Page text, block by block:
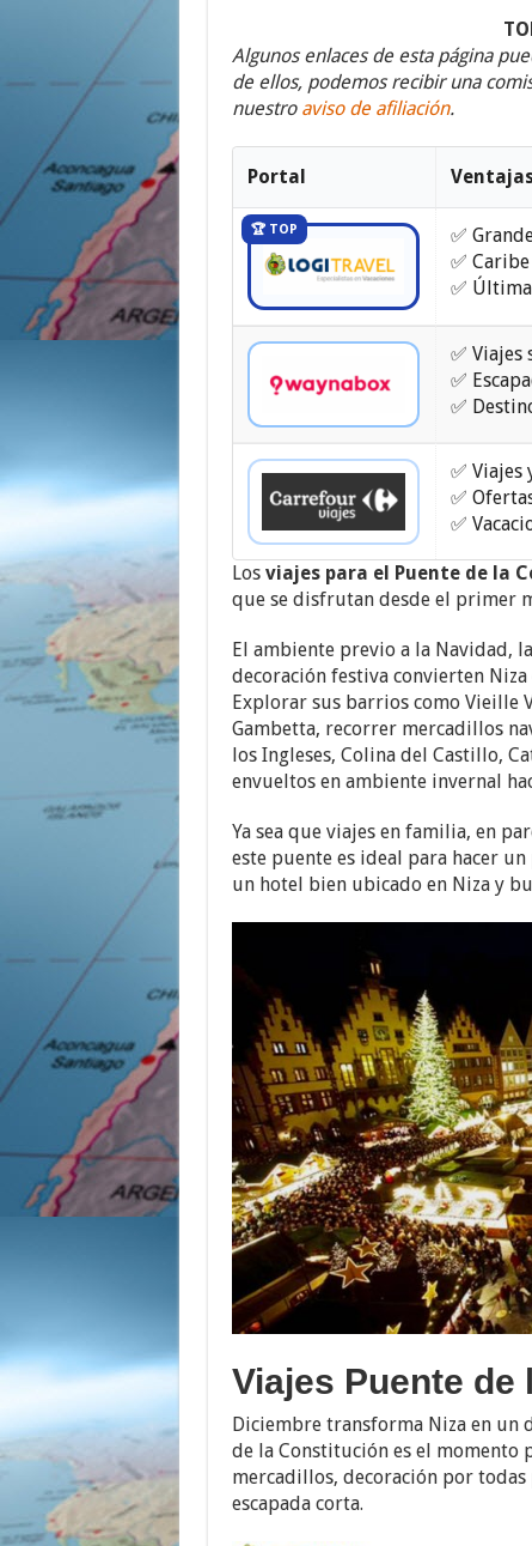
Constitución
Niza
2026:
Ofertas
de
hora
Algunos enlaces de esta página
de ellos, podemos recibir una
nuestro aviso de afiliación.
Portal
🏆 TOP
✅
✅
✅
✅ Viajes
✅
✅
✅ Viajes
✅
✅
Los viajes para el Puente de la
que se disfrutan desde el primer
El ambiente previo a la Navidad,
decoración festiva convierten
Explorar sus barrios como Vieille
Gambetta, recorrer mercadillos
los Ingleses, Colina del Castillo,
envueltos en ambiente invernal
Ya sea que viajes en familia, en
este puente es ideal para hacer
un hotel bien ubicado en Niza y
Viajes Puente de
Diciembre transforma Niza en un
de la Constitución es el momento
mercadillos, decoración por
escapada corta.